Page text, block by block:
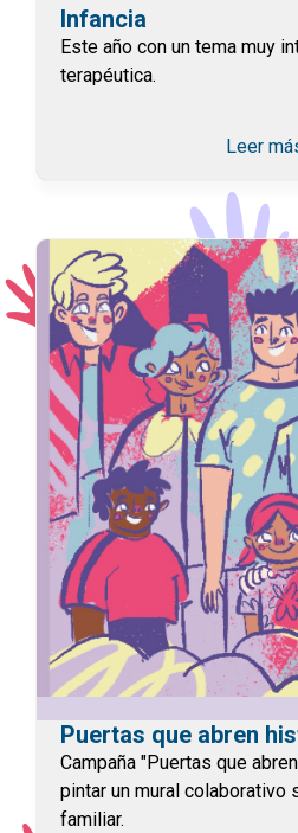
Infancia
Este año con un tema muy
terapéutica.
Leer
Puertas que abren
Campaña "Puertas que
pintar un mural colaborativo
familiar.